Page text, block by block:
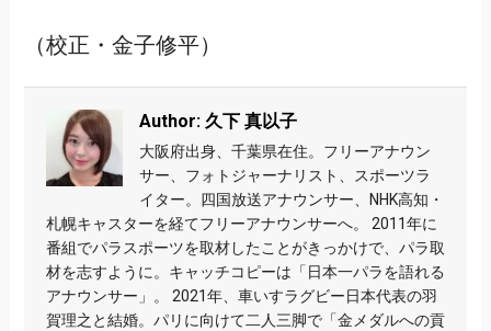
（校正・金子修平）
Author: 久下 真以子
大阪府出身、千葉県在住。フリーアナウン
サー、フォトジャーナリスト、スポーツラ
イター。四国放送アナウンサー、NHK高知・
札幌キャスターを経てフリーアナウンサーへ。 2011年に
番組でパラスポーツを取材したことがきっかけで、パラ取
材を志すように。キャッチコピーは「日本一パラを語れる
アナウンサー」。 2021年、車いすラグビー日本代表の羽
賀理之と結婚。パリに向けて二人三脚で「金メダルへの貢